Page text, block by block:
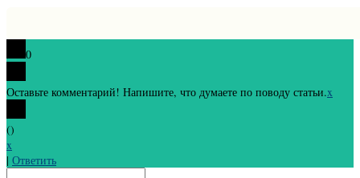
0
Оставьте комментарий! Напишите, что думаете по поводу статьи.x
()
x
| Ответить